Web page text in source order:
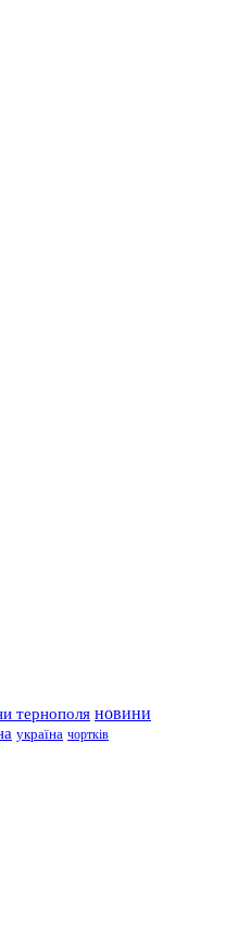
тернополя новини
україна чортків